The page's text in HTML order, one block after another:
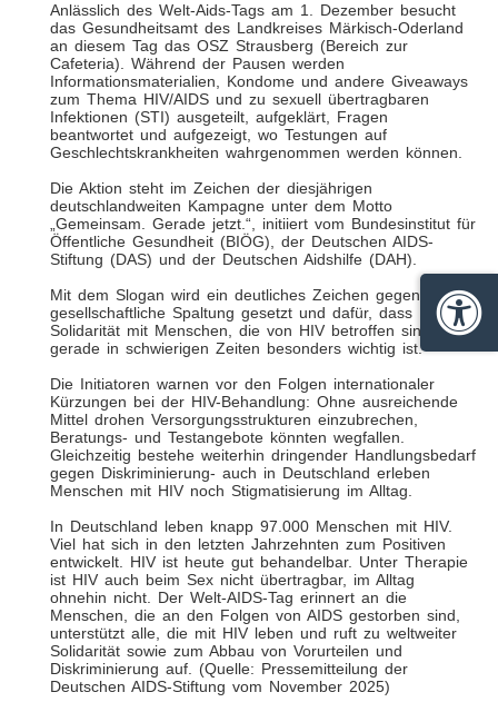
Anlässlich des Welt-Aids-Tags am 1. Dezember besucht
das Gesundheitsamt des Landkreises Märkisch-Oderland
an diesem Tag das OSZ Strausberg (Bereich zur
Cafeteria). Während der Pausen werden
Informationsmaterialien, Kondome und andere Giveaways
zum Thema HIV/AIDS und zu sexuell übertragbaren
Infektionen (STI) ausgeteilt, aufgeklärt, Fragen
beantwortet und aufgezeigt, wo Testungen auf
Geschlechtskrankheiten wahrgenommen werden können.
Die Aktion steht im Zeichen der diesjährigen
deutschlandweiten Kampagne unter dem Motto
„Gemeinsam. Gerade jetzt.“, initiiert vom Bundesinstitut für
Öffentliche Gesundheit (BIÖG), der Deutschen AIDS-
Stiftung (DAS) und der Deutschen Aidshilfe (DAH).
Mit dem Slogan wird ein deutliches Zeichen gegen
gesellschaftliche Spaltung gesetzt und dafür, dass
Solidarität mit Menschen, die von HIV betroffen sind,
gerade in schwierigen Zeiten besonders wichtig ist.
Die Initiatoren warnen vor den Folgen internationaler
Kürzungen bei der HIV-Behandlung: Ohne ausreichende
Mittel drohen Versorgungsstrukturen einzubrechen,
Beratungs- und Testangebote könnten wegfallen.
Gleichzeitig bestehe weiterhin dringender Handlungsbedarf
gegen Diskriminierung- auch in Deutschland erleben
Menschen mit HIV noch Stigmatisierung im Alltag.
In Deutschland leben knapp 97.000 Menschen mit HIV.
Viel hat sich in den letzten Jahrzehnten zum Positiven
entwickelt. HIV ist heute gut behandelbar. Unter Therapie
ist HIV auch beim Sex nicht übertragbar, im Alltag
ohnehin nicht. Der Welt-AIDS-Tag erinnert an die
Menschen, die an den Folgen von AIDS gestorben sind,
unterstützt alle, die mit HIV leben und ruft zu weltweiter
Solidarität sowie zum Abbau von Vorurteilen und
Diskriminierung auf. (Quelle: Pressemitteilung der
Deutschen AIDS-Stiftung vom November 2025)